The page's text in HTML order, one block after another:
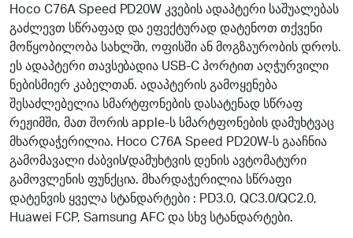
price
was:
45.00₾.
price
is:
30.00₾.
Hoco C76A Speed ​​PD20W კვების ადაპტერი საშუალებას
გაძლევთ სწრაფად და ეფექტურად დატენოთ თქვენი
მოწყობილობა სახლში, ოფისში ან მოგზაურობის დროს.
ეს ადაპტერი თავსებადია USB-C პორტით აღჭურვილი
ნებისმიერ კაბელთან. ადაპტერის გამოყენება
შესაძლებელია სმარტფონების დასატენად სწრაფ
რეჟიმში, მათ შორის apple-ს სმარტფონების დამუხტვაც
მხარდაჭერილია. Hoco C76A Speed ​​PD20W-ს გააჩნია
გამომავალი ძაბვის/დამუხტვის დენის ავტომატური
გამოვლენის ფუნქცია. მხარდაჭერილია სწრაფი
დატენვის ყველა სტანდარტები : PD3.0, QC3.0/QC2.0,
Huawei FCP, Samsung AFC და სხვ სტანდარტები.